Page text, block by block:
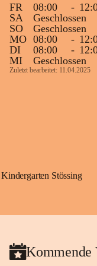
FR
08:00 -
SA
Geschlossen
SO
Geschlossen
MO 08:00 -
DI
08:00 -
MI
Geschlossen
Zuletzt bearbeitet: 11.04.2025
Kindergarten Stössing
Kommende